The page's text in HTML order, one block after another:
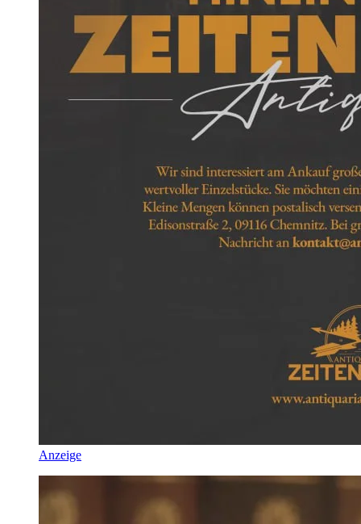
Anzeige